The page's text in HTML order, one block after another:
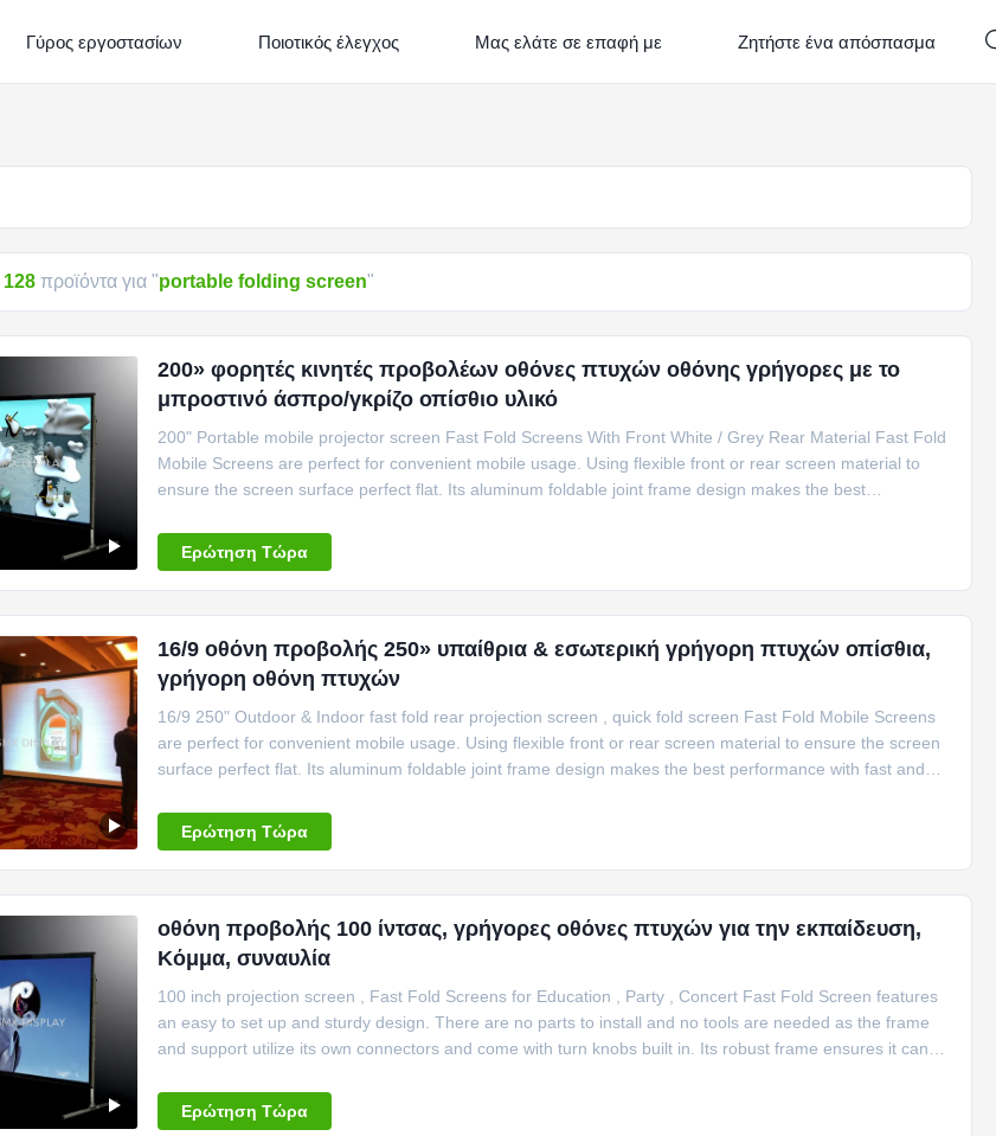
Γύρος εργοστασίων Ποιοτικός έλεγχος Μας ελάτε σε επαφή με Ζητήστε ένα απόσπασμα
128 προϊόντα για "portable folding screen"
200» φορητές κινητές προβολέων οθόνες πτυχών οθόνης γρήγορες με το
μπροστινό άσπρο/γκρίζο οπίσθιο υλικό
200" Portable mobile projector screen Fast Fold Screens With Front White / Grey Rear Material Fast Fold
Mobile Screens are perfect for convenient mobile usage. Using flexible front or rear screen material to
ensure the screen surface perfect flat. Its aluminum foldable joint frame design makes the best
used for presenters on the move for indoor/outdoor events,
Ερώτηση Τώρα
16/9 οθόνη προβολής 250» υπαίθρια & εσωτερική γρήγορη πτυχών οπίσθια,
γρήγορη οθόνη πτυχών
16/9 250" Outdoor & Indoor fast fold rear projection screen , quick fold screen Fast Fold Mobile Screens
are perfect for convenient mobile usage. Using flexible front or rear screen material to ensure the screen
surface perfect flat. Its aluminum foldable joint frame design makes the best performance with fast and
the move for indoor/outdoor events, exhibitions,
Ερώτηση Τώρα
οθόνη προβολής 100 ίντσας, γρήγορες οθόνες πτυχών για την εκπαίδευση,
Κόμμα, συναυλία
100 inch projection screen , Fast Fold Screens for Education , Party , Concert Fast Fold Screen features
an easy to set up and sturdy design. There are no parts to install and no tools are needed as the frame
and support utilize its own connectors and come with turn knobs built in. Its robust frame ensures it can
perfect solution for mobile presentations and performance
Ερώτηση Τώρα